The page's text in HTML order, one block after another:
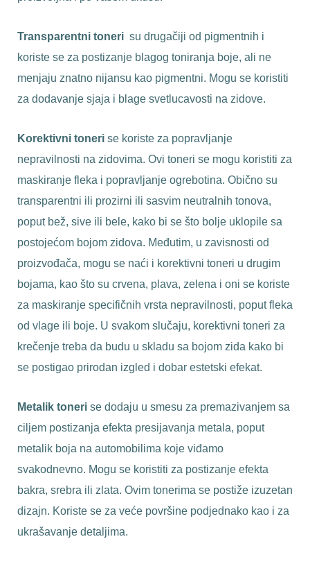
Transparentni toneri su drugačiji od pigmentnih i
koriste se za postizanje blagog toniranja boje, ali ne
menjaju znatno nijansu kao pigmentni. Mogu se koristiti
za dodavanje sjaja i blage svetlucavosti na zidove.
Korektivni toneri se koriste za popravljanje
nepravilnosti na zidovima. Ovi toneri se mogu koristiti za
maskiranje fleka i popravljanje ogrebotina. Obično su
transparentni ili prozirni ili sasvim neutralnih tonova,
poput bež, sive ili bele, kako bi se što bolje uklopile sa
postojećom bojom zidova. Međutim, u zavisnosti od
proizvođača, mogu se naći i korektivni toneri u drugim
bojama, kao što su crvena, plava, zelena i oni se koriste
za maskiranje specifičnih vrsta nepravilnosti, poput fleka
od vlage ili boje. U svakom slučaju, korektivni toneri za
krečenje treba da budu u skladu sa bojom zida kako bi
se postigao prirodan izgled i dobar estetski efekat.
Metalik toneri se dodaju u smesu za premazivanjem sa
ciljem postizanja efekta presijavanja metala, poput
metalik boja na automobilima koje viđamo
svakodnevno. Mogu se koristiti za postizanje efekta
bakra, srebra ili zlata. Ovim tonerima se postiže izuzetan
dizajn. Koriste se za veće površine podjednako kao i za
ukrašavanje detaljima.